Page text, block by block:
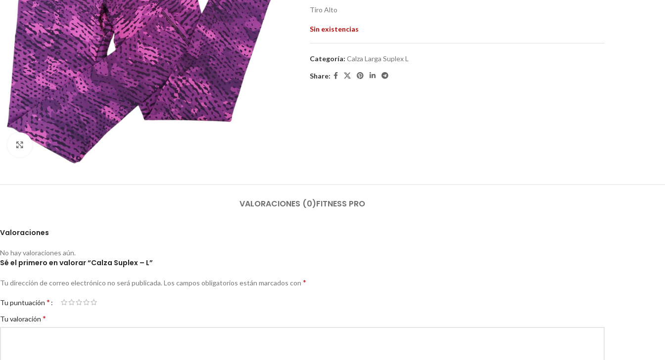
Click to enlarge
Tiro Alto
Sin existencias
Categoría: Calza Larga Suplex L
Share:
VALORACIONES (0)FITNESS PRO
Valoraciones
No hay valoraciones aún.
Sé el primero en valorar “Calza Suplex – L”
Tu dirección de correo electrónico no será publicada.Los campos obligatorios están marcados con *
Tu puntuación *
Tu valoración *